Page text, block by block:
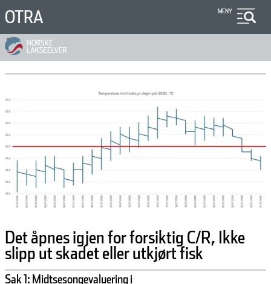
Hopp
til
hovedinnhold
OTRA MENY
Det åpnes igjen for forsiktig C/R, Ikke
slipp ut skadet eller utkjørt fisk
Sak 1: Midtsesongevaluering i